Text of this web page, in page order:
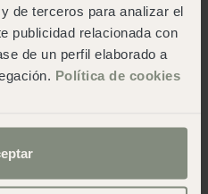
de terceros para analizar el
publicidad relacionada con
de un perfil elaborado a
Política de cookies